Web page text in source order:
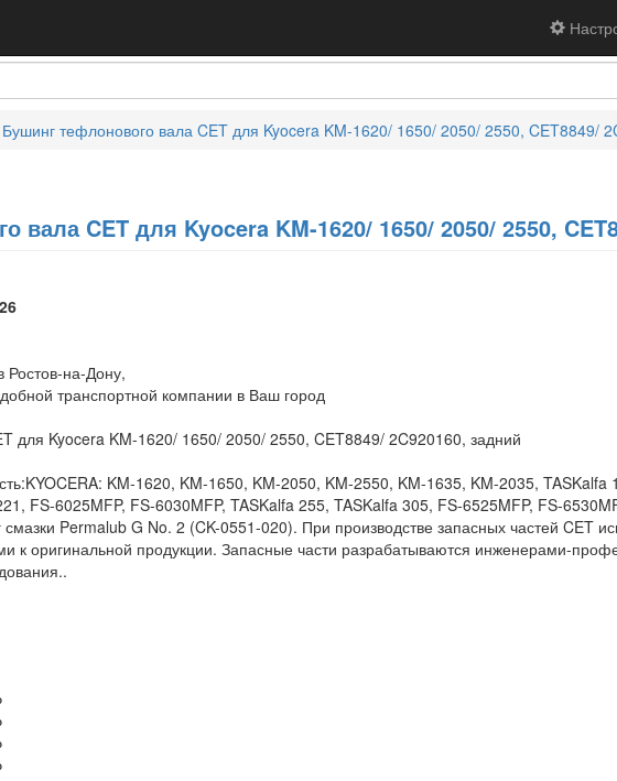
Бушинг тефлонового вала CET для Kyocera KM-1620/ 1650/ 2050/ 2550, CET8849/
вала CET для Kyocera KM-1620/ 1650/ 2050/ 2550,
Ростов-на-Дону,
транспортной компании в Ваш город
для Kyocera KM-1620/ 1650/ 2050/ 2550, CET8849/ 2C920160, задний
KM-1620, KM-1650, KM-2050, KM-2550, KM-1635, KM-2035, TASKalfa
FS-6025MFP, FS-6030MFP, TASKalfa 255, TASKalfa 305, FS-6525MFP, FS-
смазки Permalub G No. 2 (CK-0551-020). При производстве запасных частей CET
к оригинальной продукции. Запасные части разрабатываются инженерами-